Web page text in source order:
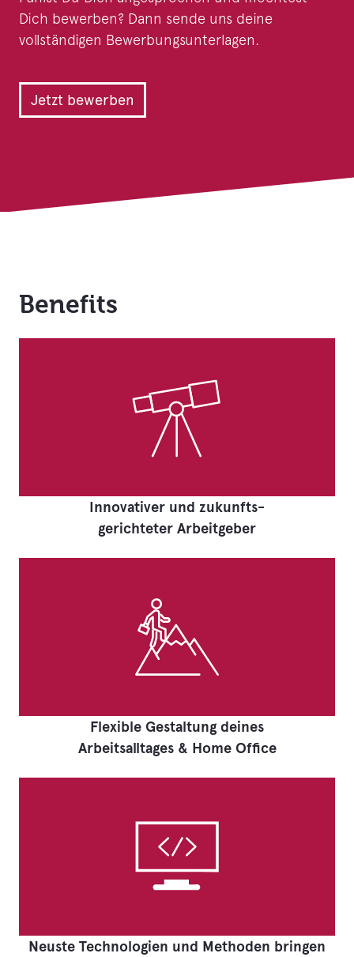
Dich bewerben? Dann sende uns deine
vollständigen Bewerbungsunterlagen.
Jetzt bewerben
Benefits
Innovativer und zukunfts-
gerichteter Arbeitgeber
Flexible Gestaltung deines
Arbeitsalltages & Home Office
Neuste Technologien und Methoden bringen